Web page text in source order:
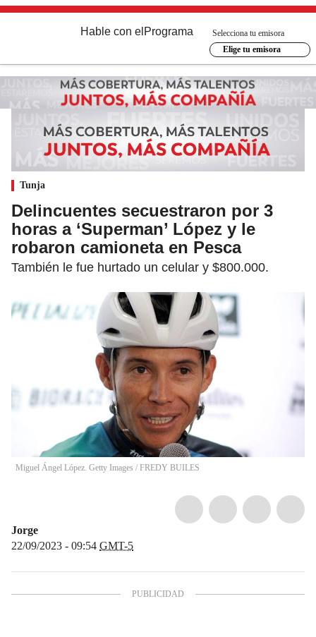
Hable con el Programa
Selecciona tu emisora
Elige tu emisora
Tunja
Delincuentes secuestraron por 3
horas a ‘Superman’ López y le
robaron camioneta en Pesca
También le fue hurtado un celular y $800.000.
Miguel Ángel López. Getty Images / FREDY BUILES
Jorge
22/09/2023 - 09:54 GMT-5